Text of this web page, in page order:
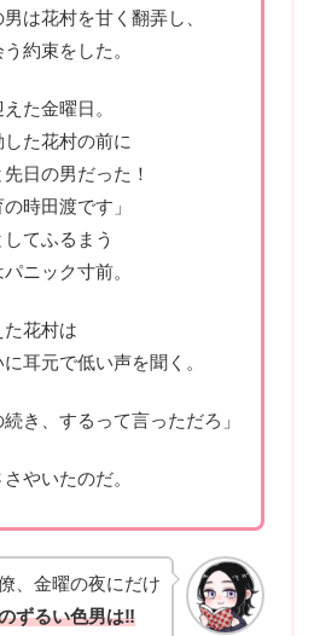
は花村を甘く翻弄し、
約束をした。
た金曜日。
た花村の前に
日の男だった！
時田渡です」
てふるまう
ニック寸前。
花村は
耳元で低い声を聞く。
き、するって言っただろ」
やいたのだ。
、金曜の夜にだけ
ずるい色男は‼